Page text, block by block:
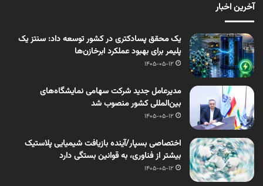
آخرین اخبار
یک محقق پسادکتری در کشور توسعه داد: سنتز یک
پلیمر برای بهبود عملکرد ابرخازن‌ها
1405-05-12
مدیرعامل جدید شرکت سهامی نمایشگاه‌های
بین‌المللی کشور منصوب شد
1405-05-12
اختصاصی بسپار/آینده بازیافت شیمیایی پلاستیک
بیشتر از فناوری، به قوانین بستگی دارد
1405-05-12